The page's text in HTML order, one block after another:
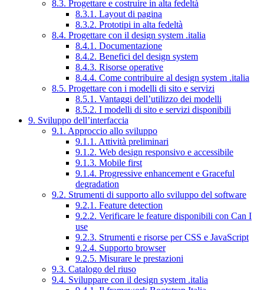
8.3. Progettare e costruire in alta fedeltà
8.3.1. Layout di pagina
8.3.2. Prototipi in alta fedeltà
8.4. Progettare con il design system .italia
8.4.1. Documentazione
8.4.2. Benefici del design system
8.4.3. Risorse operative
8.4.4. Come contribuire al design system .italia
8.5. Progettare con i modelli di sito e servizi
8.5.1. Vantaggi dell’utilizzo dei modelli
8.5.2. I modelli di sito e servizi disponibili
9. Sviluppo dell’interfaccia
9.1. Approccio allo sviluppo
9.1.1. Attività preliminari
9.1.2. Web design responsivo e accessibile
9.1.3. Mobile first
9.1.4. Progressive enhancement e Graceful
degradation
9.2. Strumenti di supporto allo sviluppo del software
9.2.1. Feature detection
9.2.2. Verificare le feature disponibili con Can I
use
9.2.3. Strumenti e risorse per CSS e JavaScript
9.2.4. Supporto browser
9.2.5. Misurare le prestazioni
9.3. Catalogo del riuso
9.4. Sviluppare con il design system .italia